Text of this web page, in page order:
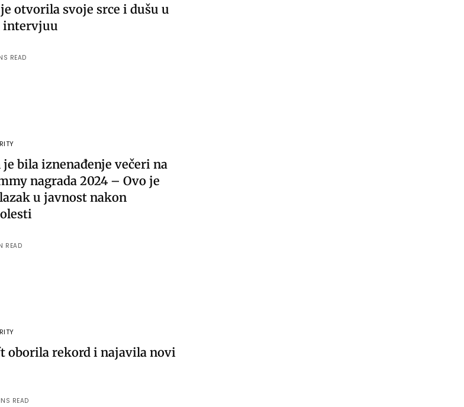
otvorila svoje srce i dušu u
intervjuu
READ
je bila iznenađenje večeri na
nagrada 2024 – Ovo je
u javnost nakon
READ
oborila rekord i najavila novi
READ